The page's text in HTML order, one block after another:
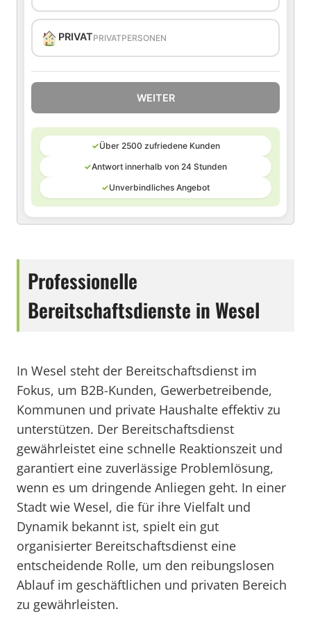
PRIVATPRIVATPERSONEN
WEITER
✓Über 2500 zufriedene Kunden
✓Antwort innerhalb von 24 Stunden
✓Unverbindliches Angebot
Professionelle
Bereitschaftsdienste in Wesel
In Wesel steht der Bereitschaftsdienst im
Fokus, um B2B-Kunden, Gewerbetreibende,
Kommunen und private Haushalte effektiv zu
unterstützen. Der Bereitschaftsdienst
gewährleistet eine schnelle Reaktionszeit und
garantiert eine zuverlässige Problemlösung,
wenn es um dringende Anliegen geht. In einer
Stadt wie Wesel, die für ihre Vielfalt und
Dynamik bekannt ist, spielt ein gut
organisierter Bereitschaftsdienst eine
entscheidende Rolle, um den reibungslosen
Ablauf im geschäftlichen und privaten Bereich
zu gewährleisten.